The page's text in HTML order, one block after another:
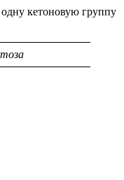
кетоновую группу